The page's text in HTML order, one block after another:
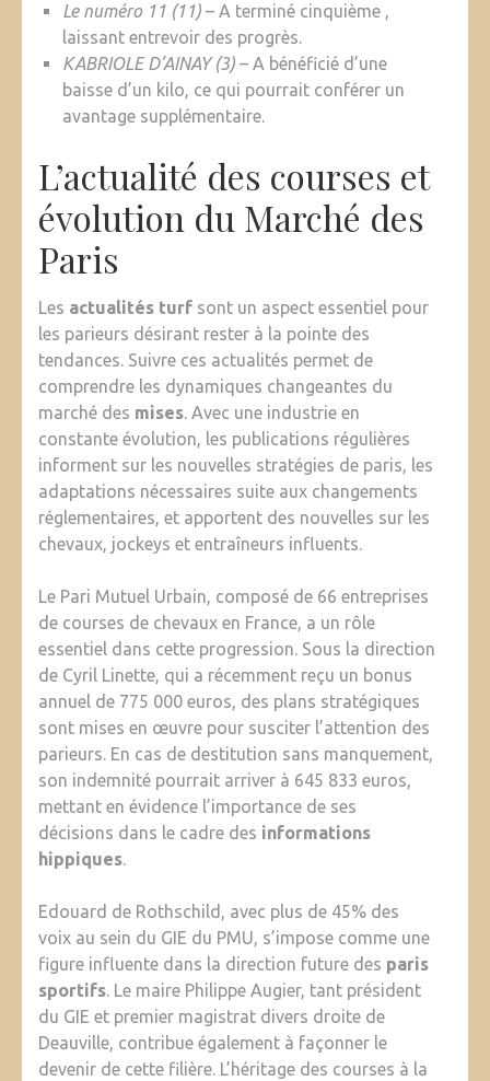
Le numéro 11 (11) – A terminé cinquième ,
laissant entrevoir des progrès.
KABRIOLE D’AINAY (3) – A bénéficié d’une
baisse d’un kilo, ce qui pourrait conférer un
avantage supplémentaire.
L’actualité des courses et
évolution du Marché des
Paris
Les actualités turf sont un aspect essentiel pour
les parieurs désirant rester à la pointe des
tendances. Suivre ces actualités permet de
comprendre les dynamiques changeantes du
marché des mises. Avec une industrie en
constante évolution, les publications régulières
informent sur les nouvelles stratégies de paris, les
adaptations nécessaires suite aux changements
réglementaires, et apportent des nouvelles sur les
chevaux, jockeys et entraîneurs influents.
Le Pari Mutuel Urbain, composé de 66 entreprises
de courses de chevaux en France, a un rôle
essentiel dans cette progression. Sous la direction
de Cyril Linette, qui a récemment reçu un bonus
annuel de 775 000 euros, des plans stratégiques
sont mises en œuvre pour susciter l’attention des
parieurs. En cas de destitution sans manquement,
son indemnité pourrait arriver à 645 833 euros,
mettant en évidence l’importance de ses
décisions dans le cadre des informations
hippiques.
Edouard de Rothschild, avec plus de 45% des
voix au sein du GIE du PMU, s’impose comme une
figure influente dans la direction future des paris
sportifs. Le maire Philippe Augier, tant président
du GIE et premier magistrat divers droite de
Deauville, contribue également à façonner le
devenir de cette filière. L’héritage des courses à la